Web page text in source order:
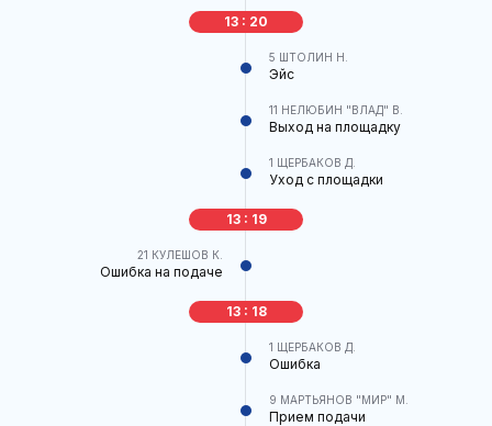
13 : 20
5 ШТОЛИН Н.
Эйс
11 НЕЛЮБИН "ВЛАД" В.
Выход на площадку
1 ЩЕРБАКОВ Д.
Уход с площадки
13 : 19
21 КУЛЕШОВ К.
Ошибка на подаче
13 : 18
1 ЩЕРБАКОВ Д.
Ошибка
9 МАРТЬЯНОВ "МИР" М.
Прием подачи